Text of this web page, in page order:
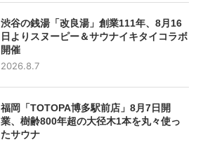
渋谷の銭湯「改良湯」創業111年、8月16
日よりスヌーピー＆サウナイキタイコラボ
開催
2026.8.7
福岡「TOTOPA博多駅前店」8月7日開
業、樹齢800年超の大径木1本を丸々使っ
たサウナ